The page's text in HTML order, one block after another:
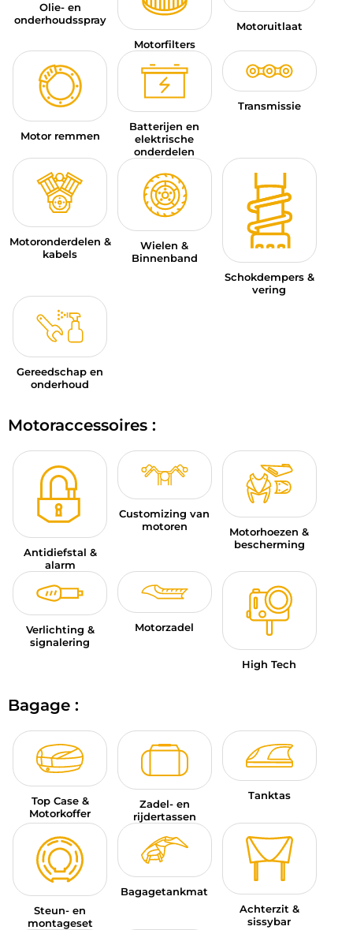
CADEAUBONNEN
NL | EUR € — WIJZIGEN
MERKEN
CONTACT MET ONS OPNEMEN
Olie- en
onderhoudsspray
Motorfilters
Motoruitlaat
Motor remmen
Batterijen en
elektrische
onderdelen
Transmissie
Motoronderdelen &
kabels
Wielen &
Binnenband
Schokdempers &
vering
Gereedschap en
onderhoud
Motoraccessoires :
Antidiefstal &
alarm
Customizing van
motoren
Motorhoezen &
bescherming
Verlichting &
signalering
Motorzadel
High Tech
Bagage :
Top Case &
Motorkoffer
Zadel- en
rijdertassen
Tanktas
Steun- en
montageset
Bagagetankmat
Achterzit &
sissybar